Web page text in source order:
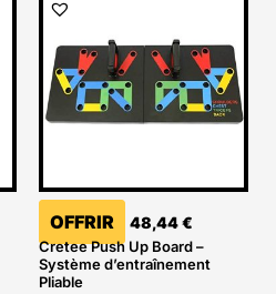
OFFRIR 48,44€
Cretee Push Up Board –
Système d’entraînement
Pliable